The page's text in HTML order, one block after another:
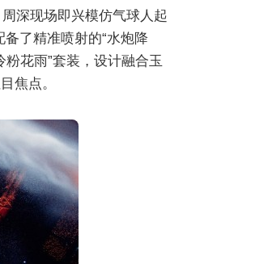
深现场即兴模仿气球人起
了精准喷射的“水炮降
花雨”套装，设计融合玉
焦点。